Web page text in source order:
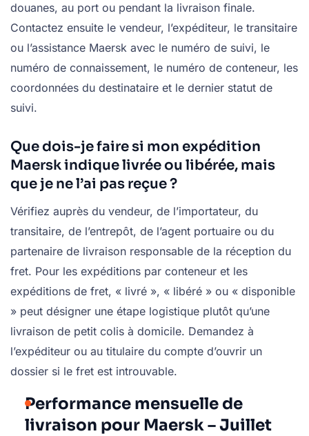
douanes, au port ou pendant la livraison finale.
Contactez ensuite le vendeur, l’expéditeur, le transitaire
ou l’assistance Maersk avec le numéro de suivi, le
numéro de connaissement, le numéro de conteneur, les
coordonnées du destinataire et le dernier statut de
suivi.
Que dois-je faire si mon expédition
Maersk indique livrée ou libérée, mais
que je ne l’ai pas reçue ?
Vérifiez auprès du vendeur, de l’importateur, du
transitaire, de l’entrepôt, de l’agent portuaire ou du
partenaire de livraison responsable de la réception du
fret. Pour les expéditions par conteneur et les
expéditions de fret, « livré », « libéré » ou « disponible
» peut désigner une étape logistique plutôt qu’une
livraison de petit colis à domicile. Demandez à
l’expéditeur ou au titulaire du compte d’ouvrir un
dossier si le fret est introuvable.
Performance mensuelle de
livraison pour Maersk – Juillet